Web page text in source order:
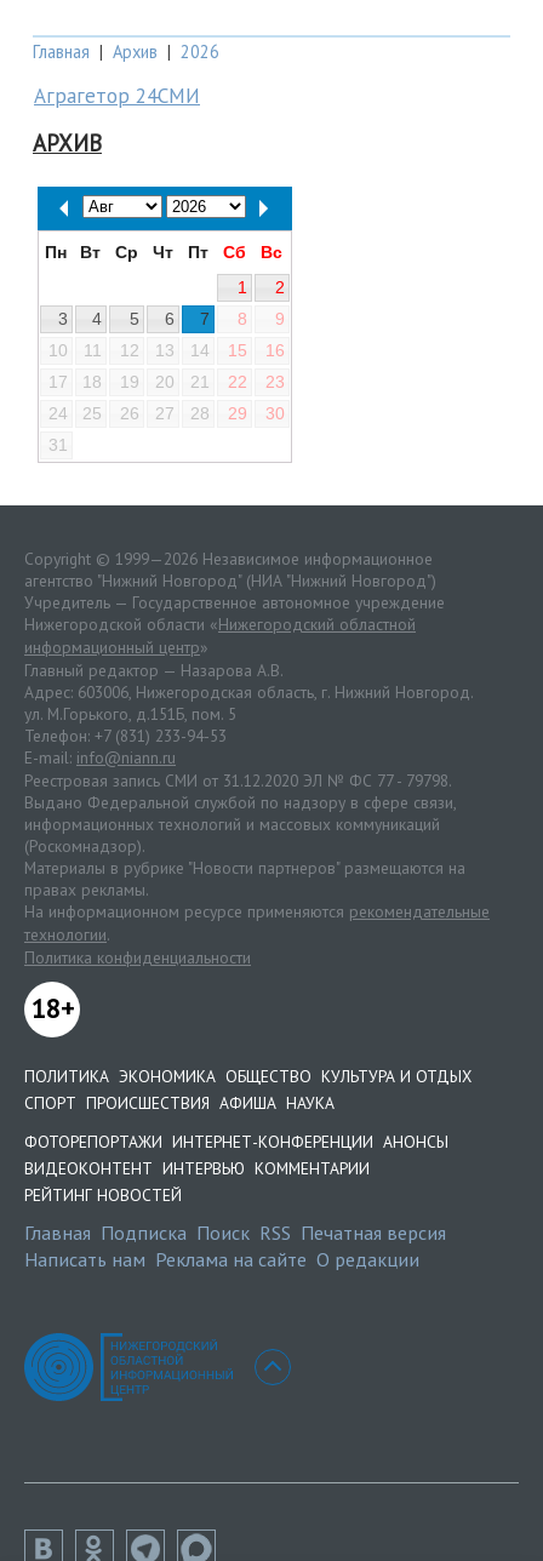
Главная | Архив | 2026
Аграгетор 24СМИ
АРХИВ
Пн Вт Ср Чт Пт Сб
Вс
1
2
3
4 5 6 7 8
9
10
11 12 13 14 15
16
17
18 19 20 21 22
23
24
25 26 27 28 29
30
31
Copyright © 1999—2026 Независимое информационное
агентство "Нижний Новгород" (НИА "Нижний Новгород")
Учредитель — Государственное автономное учреждение
Нижегородской области «Нижегородский областной
информационный центр»
Главный редактор — Назарова А.В.
Адрес: 603006, Нижегородская область, г. Нижний Новгород.
ул. М.Горького, д.151Б, пом. 5
Телефон: +7 (831) 233-94-53
E-mail: info@niann.ru
Реестровая запись СМИ от 31.12.2020 ЭЛ № ФС 77 - 79798.
Выдано Федеральной службой по надзору в сфере связи,
информационных технологий и массовых коммуникаций
(Роскомнадзор).
Материалы в рубрике "Новости партнеров" размещаются на
правах рекламы.
На информационном ресурсе применяются рекомендательные
технологии.
Политика конфиденциальности
18+
ПОЛИТИКА ЭКОНОМИКА ОБЩЕСТВО КУЛЬТУРА И ОТДЫХ
СПОРТ ПРОИСШЕСТВИЯ АФИША НАУКА
ФОТОРЕПОРТАЖИ ИНТЕРНЕТ-КОНФЕРЕНЦИИ АНОНСЫ
ВИДЕОКОНТЕНТ ИНТЕРВЬЮ КОММЕНТАРИИ
РЕЙТИНГ НОВОСТЕЙ
Главная Подписка Поиск RSS Печатная версия
Написать нам Реклама на сайте О редакции